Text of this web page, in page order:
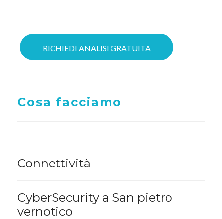
RICHIEDI ANALISI GRATUITA
Cosa facciamo
Connettività
CyberSecurity a San pietro
vernotico